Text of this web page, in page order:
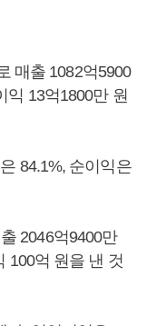
매출 1082억5900
익 13억1800만 원
84.1%, 순이익은
2046억9400만
100억 원을 낸 것